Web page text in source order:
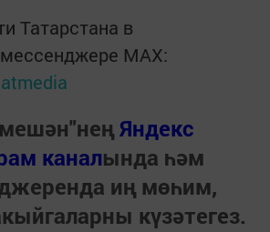
Татарстана в
MАХ:
Яндекс
каналында һәм
иң мөһим,
күзәтегез.